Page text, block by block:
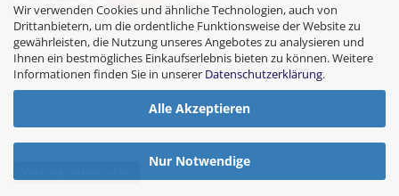
Wir verwenden Cookies und ähnliche Technologien, auch von
Drittanbietern, um die ordentliche Funktionsweise der Website zu
gewährleisten, die Nutzung unseres Angebotes zu analysieren und
Ihnen ein bestmögliches Einkaufserlebnis bieten zu können. Weitere
Informationen finden Sie in unserer Datenschutzerklärung.
Alle Akzeptieren
Nur Notwendige
- Vorkasse/Überweisung
- Barzahlung bei Abholung